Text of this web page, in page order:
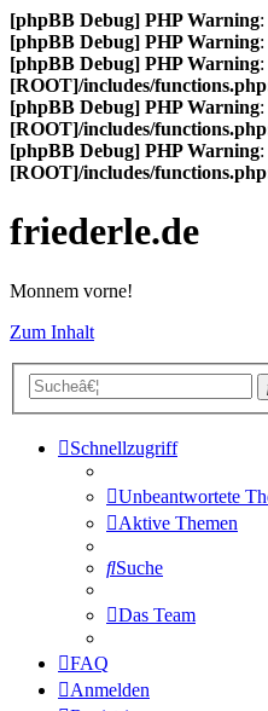
[phpBB Debug] PHP Warning
[phpBB Debug] PHP Warning
[phpBB Debug] PHP Warning
[ROOT]/includes/
[phpBB Debug] PHP Warning
[ROOT]/includes/
[phpBB Debug] PHP Warning
[ROOT]/includes/
friederle.de
Monnem vorne!
Zum Inhalt
Schnellzugriff
Unbeantwortete
Aktive Themen
Suche
Das Team
FAQ
Anmelden